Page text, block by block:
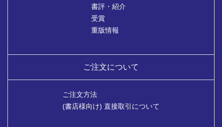
書評・紹介
受賞
重版情報
ご注文について
ご注文方法
(書店様向け) 直接取引について